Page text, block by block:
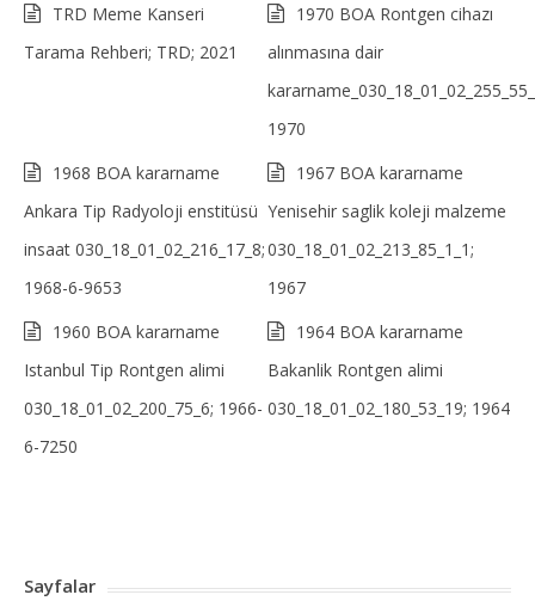
TRD Meme Kanseri
Tarama Rehberi; TRD; 2021
1970 BOA Rontgen cihazı
alınmasına dair
1970
1968 BOA kararname
Ankara Tip Radyoloji enstitüsü
insaat 030_18_01_02_216_17_8;
1968-6-9653
1967 BOA kararname
Yenisehir saglik koleji malzeme
030_18_01_02_213_85_1_1;
1967
1960 BOA kararname
Istanbul Tip Rontgen alimi
030_18_01_02_200_75_6; 1966-
6-7250
1964 BOA kararname
Bakanlik Rontgen alimi
030_18_01_02_180_53_19; 1964
Sayfalar